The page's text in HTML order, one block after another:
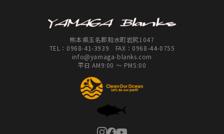
熊本県玉名郡和水町岩尻1047
TEL： 0968-41-3939 FAX：0968-44-0755
info@yamaga-blanks.com
平日 AM9:00 ～ PM5:00